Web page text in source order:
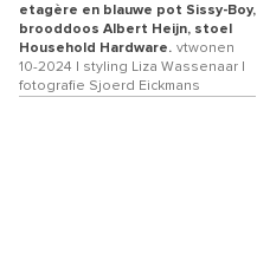
etagère en blauwe pot Sissy-Boy,
brooddoos Albert Heijn, stoel
Household Hardware. vtwonen
10-2024 | styling Liza Wassenaar |
fotografie Sjoerd Eickmans